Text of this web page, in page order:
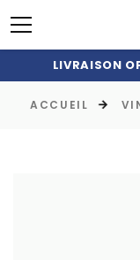
LIVRAISON
ACCUEIL